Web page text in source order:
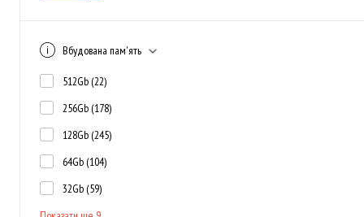
Вбудована пам'ять
512Gb (22)
256Gb (178)
128Gb (245)
64Gb (104)
32Gb (59)